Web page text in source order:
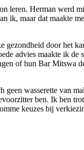
leren. Herman werd
ik, maar dat maakte
door het
advies maakte ik
of hun Bar Mitswa
wasserette van
ben. Ik ben
keuzes bij